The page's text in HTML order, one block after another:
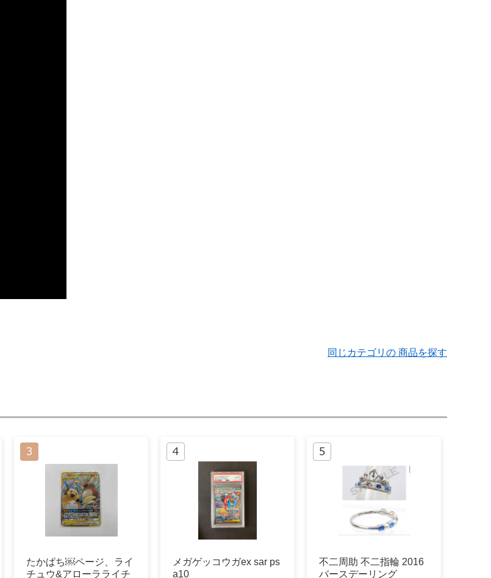
同じカテゴリの 商品を探す
たかぱち￼ページ、ライ
チュウ&アローラライチ
メガゲッコウガex sar ps
a10
不二周助 不二指輪 2016
バースデーリング